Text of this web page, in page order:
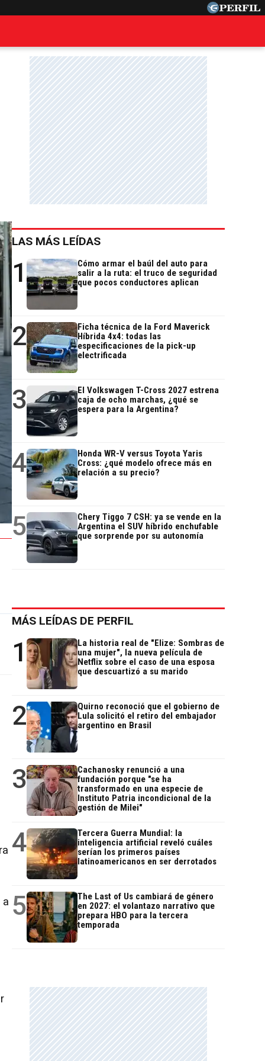
a
LAS MÁS LEÍDAS
1
Cómo armar el baúl del auto para
salir a la ruta: el truco de seguridad
que pocos conductores aplican
2
Ficha técnica de la Ford Maverick
Híbrida 4x4: todas las
especificaciones de la pick-up
electrificada
3
El Volkswagen T-Cross 2027 estrena
caja de ocho marchas, ¿qué se
espera para la Argentina?
4
Honda WR-V versus Toyota Yaris
Cross: ¿qué modelo ofrece más en
relación a su precio?
5
Chery Tiggo 7 CSH: ya se vende en la
Argentina el SUV híbrido enchufable
que sorprende por su autonomía
MÁS LEÍDAS DE PERFIL
1
La historia real de "Elize: Sombras de
una mujer", la nueva película de
Netflix sobre el caso de una esposa
que descuartizó a su marido
2
Quirno reconoció que el gobierno de
Lula solicitó el retiro del embajador
argentino en Brasil
3
Cachanosky renunció a una
fundación porque "se ha
transformado en una especie de
Instituto Patria incondicional de la
gestión de Milei"
4
Tercera Guerra Mundial: la
inteligencia artificial reveló cuáles
serían los primeros países
latinoamericanos en ser derrotados
5
The Last of Us cambiará de género
en 2027: el volantazo narrativo que
prepara HBO para la tercera
temporada